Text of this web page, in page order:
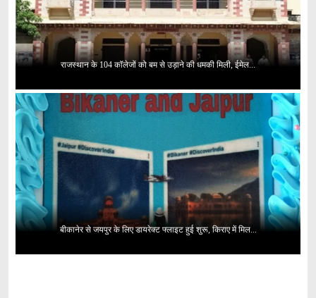
राजस्थान के 104 कॉलेजों को बम से उड़ाने की धमकी मिली, ईमेल...
बीकानेर से जयपुर के लिए डायरेक्ट फ्लाइट हुई शुरू, किराए में मिल...